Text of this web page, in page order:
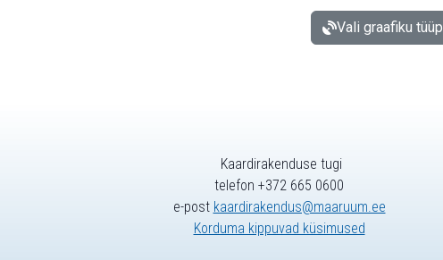
Vali graafiku tüüp
Kaardirakenduse tugi
telefon +372 665 0600
e-post kaardirakendus@maaruum.ee
Korduma kippuvad küsimused